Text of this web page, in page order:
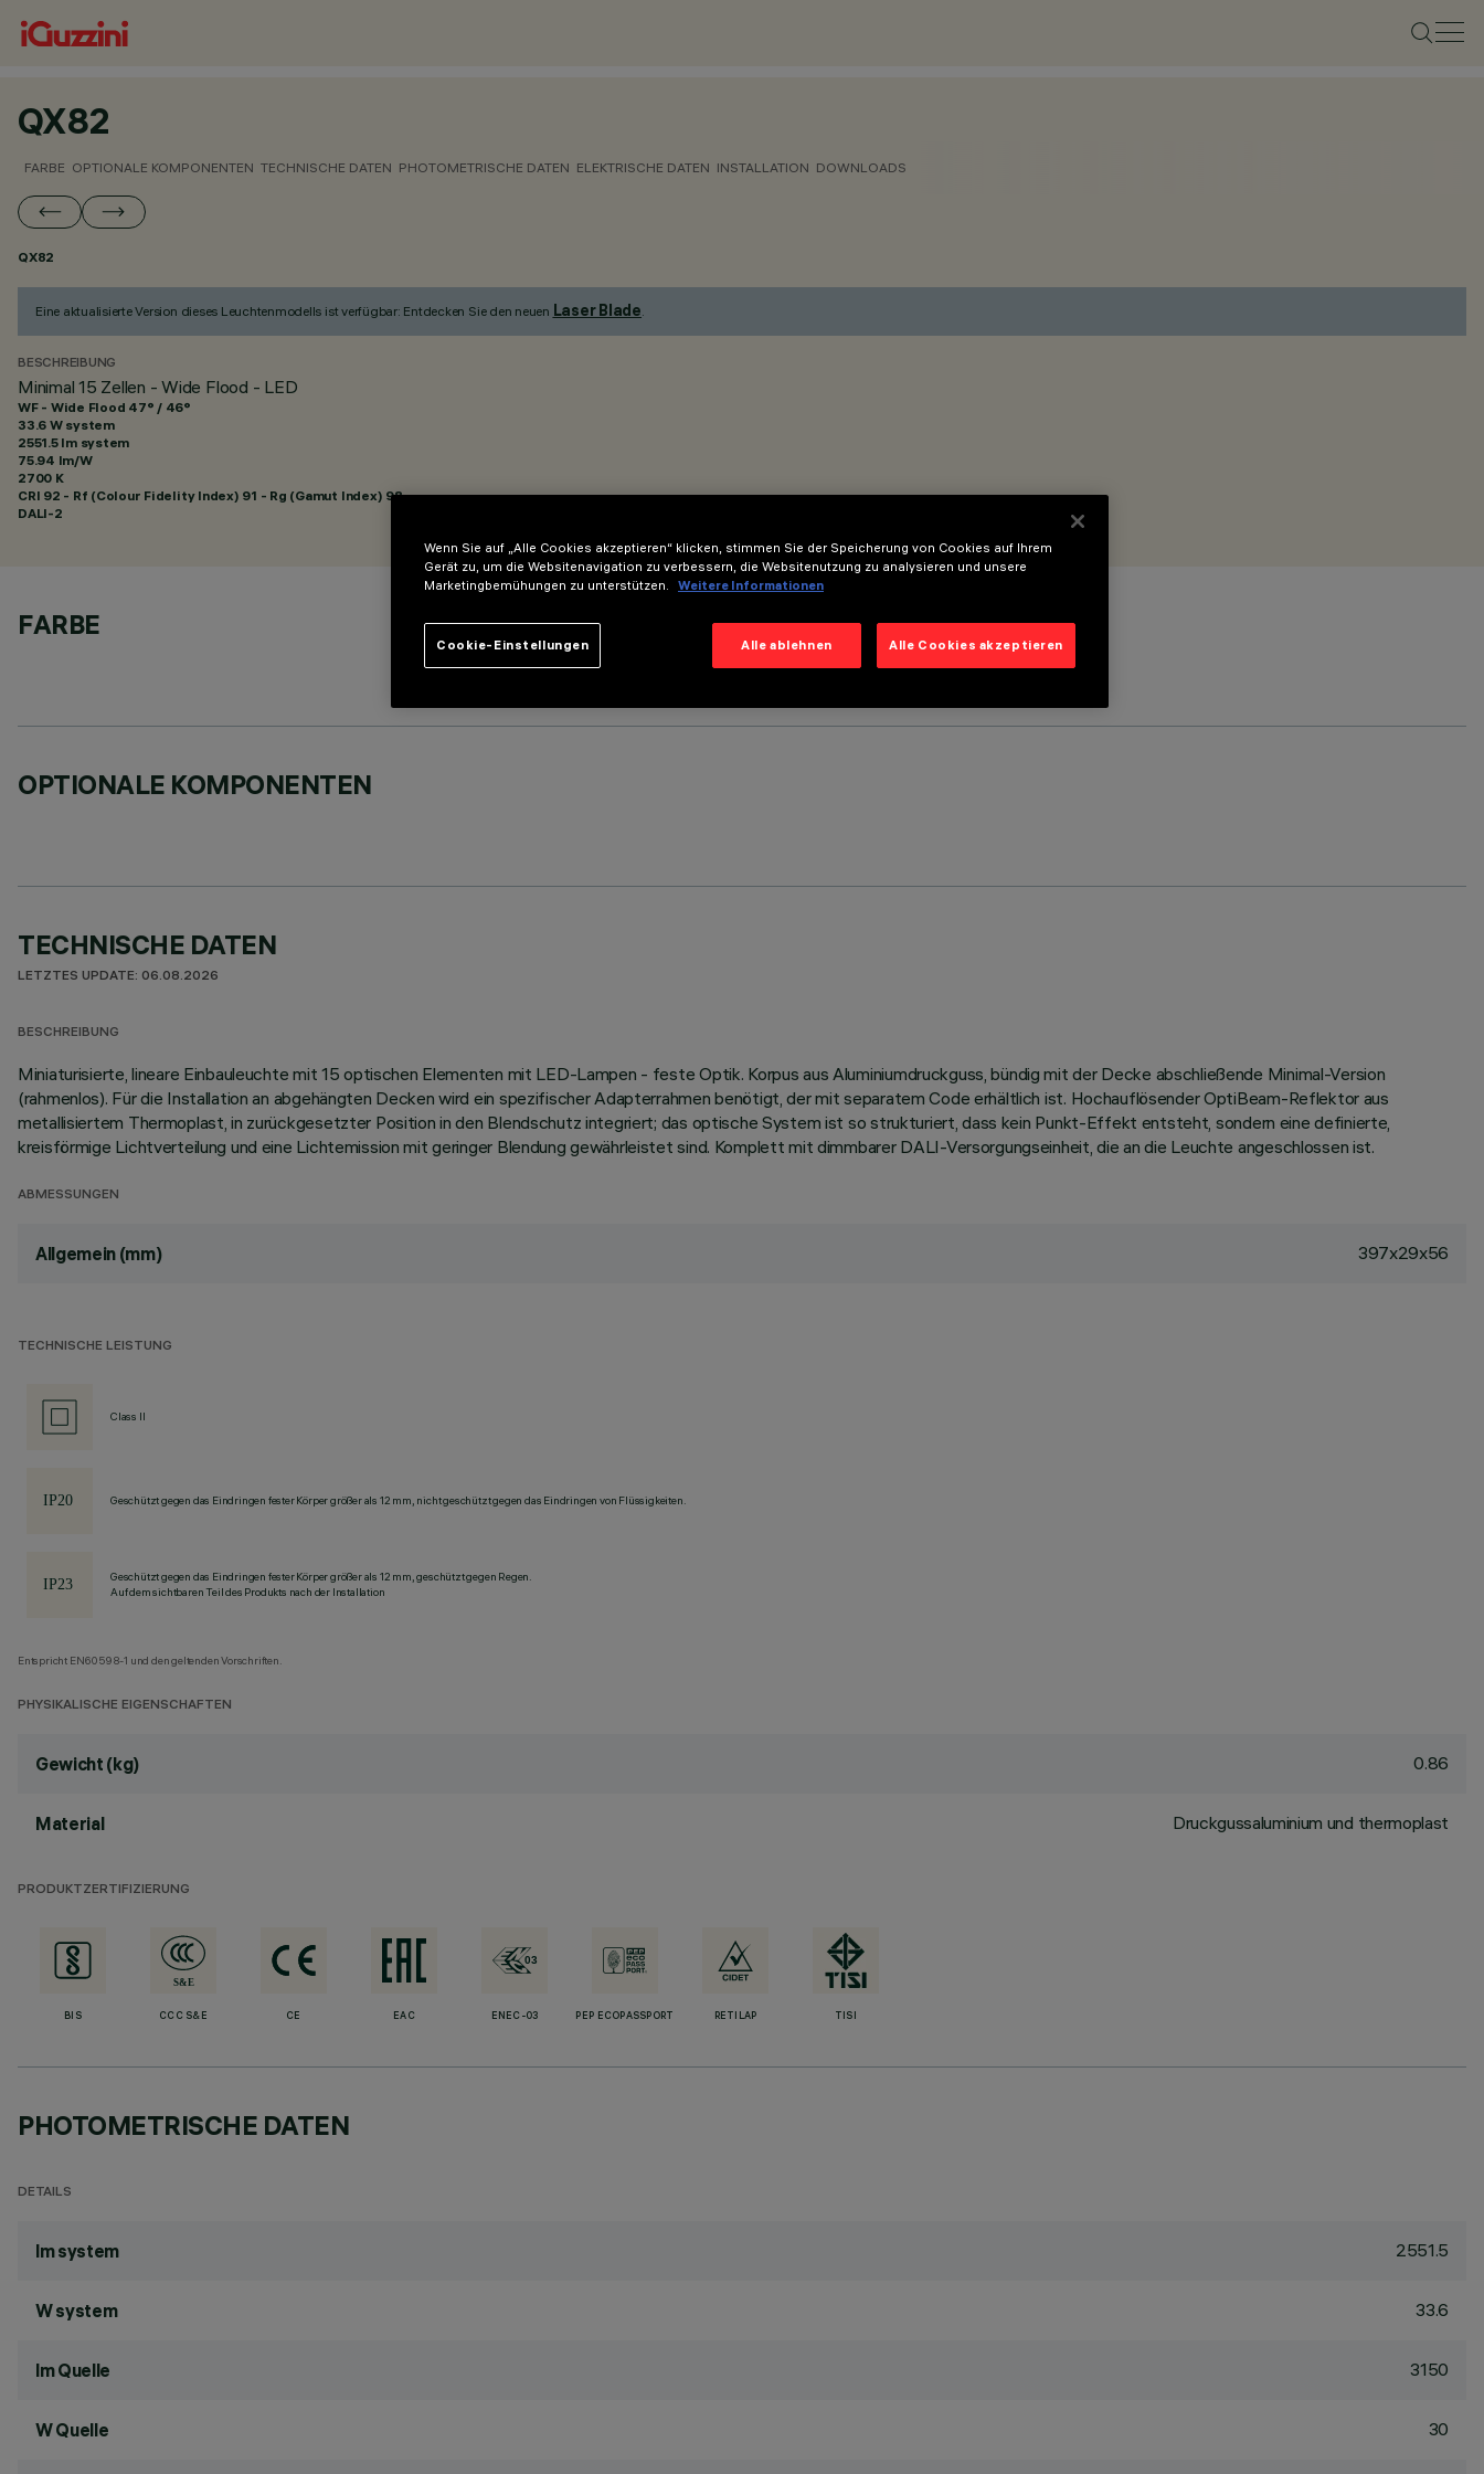
QX82
FARBE OPTIONALE KOMPONENTEN TECHNISCHE DATEN PHOTOMETRISCHE DATEN ELEKTRISCHE DATEN INSTALLATION DOWNLOADS
QX82
Eine aktualisierte Version dieses Leuchtenmodells ist verfügbar: Entdecken Sie den neuen Laser Blade.
BESCHREIBUNG
Minimal 15 Zellen - Wide Flood - LED
WF - Wide Flood 47° / 46°
33.6 W system
2551.5 lm system
75.94 lm/W
2700 K
CRI 92 - Rf (Colour Fidelity Index) 91 - Rg (Gamut Index) 98
DALI-2
FARBE
OPTIONALE KOMPONENTEN
TECHNISCHE DATEN
LETZTES UPDATE: 06.08.2026
BESCHREIBUNG
Miniaturisierte, lineare Einbauleuchte mit 15 optischen Elementen mit LED-Lampen - feste Optik. Korpus aus Aluminiumdruckguss, bündig mit der Decke abschließende Minimal-Version
(rahmenlos). Für die Installation an abgehängten Decken wird ein spezifischer Adapterrahmen benötigt, der mit separatem Code erhältlich ist. Hochauflösender OptiBeam-Reflektor aus
metallisiertem Thermoplast, in zurückgesetzter Position in den Blendschutz integriert; das optische System ist so strukturiert, dass kein Punkt-Effekt entsteht, sondern eine definierte,
kreisförmige Lichtverteilung und eine Lichtemission mit geringer Blendung gewährleistet sind. Komplett mit dimmbarer DALI-Versorgungseinheit, die an die Leuchte angeschlossen ist.
ABMESSUNGEN
Allgemein (mm) 397x29x56
TECHNISCHE LEISTUNG
Class II
Geschützt gegen das Eindringen fester Körper größer als 12 mm, nicht geschützt gegen das Eindringen von Flüssigkeiten.
Geschützt gegen das Eindringen fester Körper größer als 12 mm, geschützt gegen Regen.
Auf dem sichtbaren Teil des Produkts nach der Installation
Entspricht EN60598-1 und den geltenden Vorschriften.
PHYSIKALISCHE EIGENSCHAFTEN
Gewicht (kg) 0.86
Material Druckgussaluminium und thermoplast
PRODUKTZERTIFIZIERUNG
BIS CCC S&E CE EAC ENEC-03 PEP ECOPASSPORT RETILAP TISI
PHOTOMETRISCHE DATEN
DETAILS
lm system 2551.5
W system 33.6
lm Quelle 3150
W Quelle 30
Wenn Sie auf „Alle Cookies akzeptieren“ klicken, stimmen Sie der Speicherung von Cookies auf Ihrem
Gerät zu, um die Websitenavigation zu verbessern, die Websitenutzung zu analysieren und unsere
Marketingbemühungen zu unterstützen.
Weitere Informationen
Alle ablehnen Alle Cookies akzeptieren
Cookie-Einstellungen